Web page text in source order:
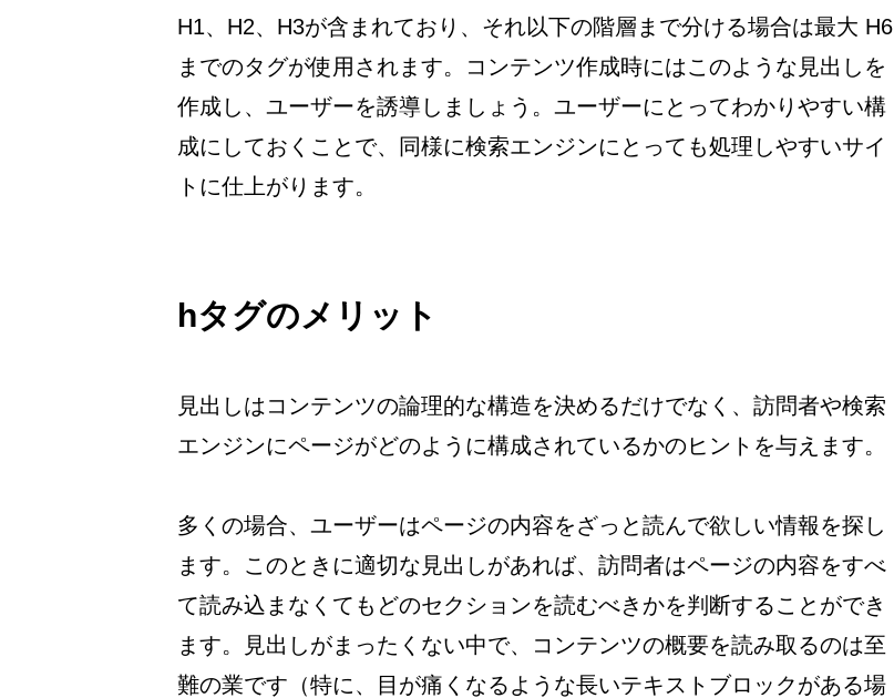
H1、H2、H3が含まれており、それ以下の階層まで分ける場合は最大 H6
までのタグが使用されます。コンテンツ作成時にはこのような見出しを
作成し、ユーザーを誘導しましょう。ユーザーにとってわかりやすい構
成にしておくことで、同様に検索エンジンにとっても処理しやすいサイ
トに仕上がります。
hタグのメリット
見出しはコンテンツの論理的な構造を決めるだけでなく、訪問者や検索
エンジンにページがどのように構成されているかのヒントを与えます。
多くの場合、ユーザーはページの内容をざっと読んで欲しい情報を探し
ます。このときに適切な見出しがあれば、訪問者はページの内容をすべ
て読み込まなくてもどのセクションを読むべきかを判断することができ
ます。見出しがまったくない中で、コンテンツの概要を読み取るのは至
難の業です（特に、目が痛くなるような長いテキストブロックがある場